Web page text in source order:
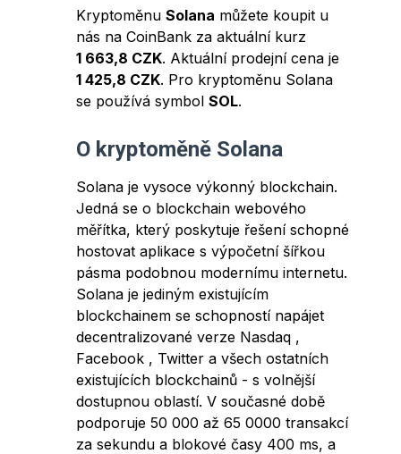
Kryptoměnu Solana můžete koupit u
nás na CoinBank za aktuální kurz
1 663,8 CZK. Aktuální prodejní cena je
1 425,8 CZK. Pro kryptoměnu Solana
se používá symbol SOL.
O kryptoměně Solana
Solana je vysoce výkonný blockchain.
Jedná se o blockchain webového
měřítka, který poskytuje řešení schopné
hostovat aplikace s výpočetní šířkou
pásma podobnou modernímu internetu.
Solana je jediným existujícím
blockchainem se schopností napájet
decentralizované verze Nasdaq ,
Facebook , Twitter a všech ostatních
existujících blockchainů - s volnější
dostupnou oblastí. V současné době
podporuje 50 000 až 65 0000 transakcí
za sekundu a blokové časy 400 ms, a